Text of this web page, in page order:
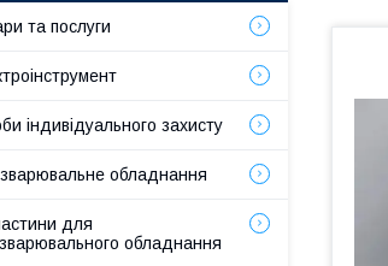
та послуги
індивідуального захисту
обладнання
для
обладнання